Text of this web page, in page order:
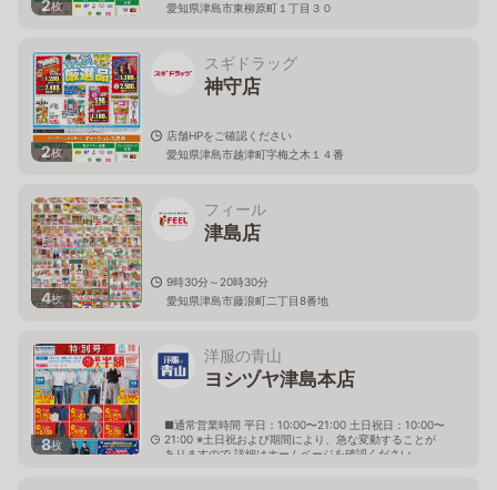
2枚
愛知県津島市東柳原町１丁目３０
2枚
スギドラッグ
神守店
店舗HPをご確認ください
愛知県津島市越津町字梅之木１４番
4枚
フィール
津島店
9時30分～20時30分
愛知県津島市藤浪町二丁目8番地
8枚
洋服の青山
ヨシヅヤ津島本店
■通常営業時間 平日：10:00〜21:00 土日祝日：10:00〜
21:00 ※土日祝および期間により、急な変動することが
ありますので 詳細はホームページを確認ください